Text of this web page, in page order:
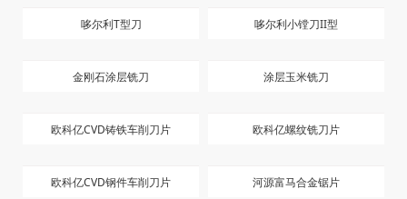
哆尔利T型刀 哆尔利小镗刀II型
金刚石涂层铣刀 涂层玉米铣刀
欧科亿CVD铸铁车削刀片 欧科亿螺纹铣刀片
欧科亿CVD钢件车削刀片 河源富马合金锯片